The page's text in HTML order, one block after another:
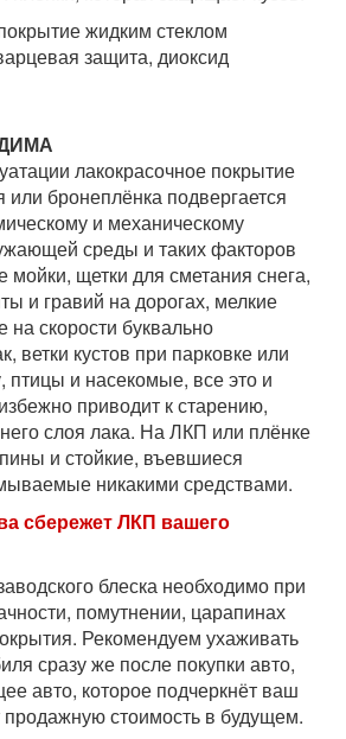
жидким стеклом
защита, диоксид
лакокрасочное покрытие
бронеплёнка подвергается
и механическому
среды и таких факторов
мойки, щетки для сметания снега,
и гравий на дорогах, мелкие
на скорости буквально
ветки кустов при парковке или
птицы и насекомые, все это и
приводит к старению,
слоя лака. На ЛКП или плёнке
и стойкие, въевшиеся
никакими средствами.
сбережет ЛКП вашего
блеска необходимо при
помутнении, царапинах
Рекомендуем ухаживать
сразу же после покупки авто,
авто, которое подчеркнёт ваш
продажную стоимость в будущем.